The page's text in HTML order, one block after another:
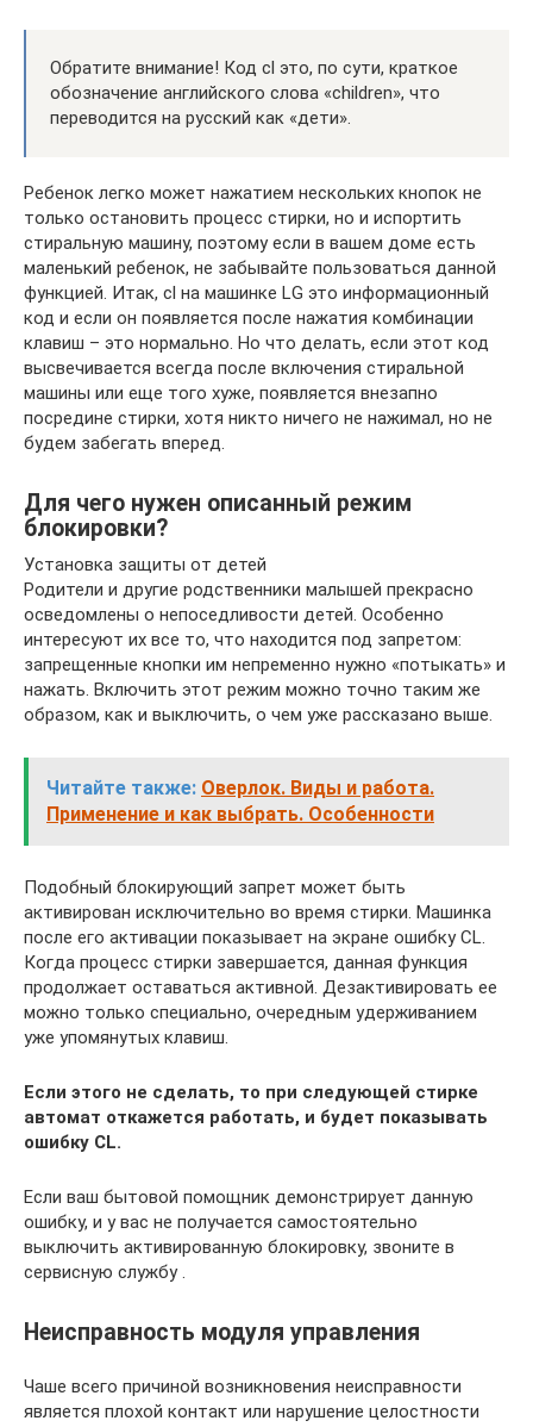
Обратите внимание! Код cl это, по сути, краткое
обозначение английского слова «children», что
переводится на русский как «дети».
Ребенок легко может нажатием нескольких кнопок не
только остановить процесс стирки, но и испортить
стиральную машину, поэтому если в вашем доме есть
маленький ребенок, не забывайте пользоваться данной
функцией. Итак, cl на машинке LG это информационный
код и если он появляется после нажатия комбинации
клавиш – это нормально. Но что делать, если этот код
высвечивается всегда после включения стиральной
машины или еще того хуже, появляется внезапно
посредине стирки, хотя никто ничего не нажимал, но не
будем забегать вперед.
Для чего нужен описанный режим
блокировки?
Установка защиты от детей
Родители и другие родственники малышей прекрасно
осведомлены о непоседливости детей. Особенно
интересуют их все то, что находится под запретом:
запрещенные кнопки им непременно нужно «потыкать» и
нажать. Включить этот режим можно точно таким же
образом, как и выключить, о чем уже рассказано выше.
Читайте также: Оверлок. Виды и работа.
Применение и как выбрать. Особенности
Подобный блокирующий запрет может быть
активирован исключительно во время стирки. Машинка
после его активации показывает на экране ошибку CL.
Когда процесс стирки завершается, данная функция
продолжает оставаться активной. Дезактивировать ее
можно только специально, очередным удерживанием
уже упомянутых клавиш.
Если этого не сделать, то при следующей стирке
автомат откажется работать, и будет показывать
ошибку CL.
Если ваш бытовой помощник демонстрирует данную
ошибку, и у вас не получается самостоятельно
выключить активированную блокировку, звоните в
сервисную службу .
Неисправность модуля управления
Чаше всего причиной возникновения неисправности
является плохой контакт или нарушение целостности